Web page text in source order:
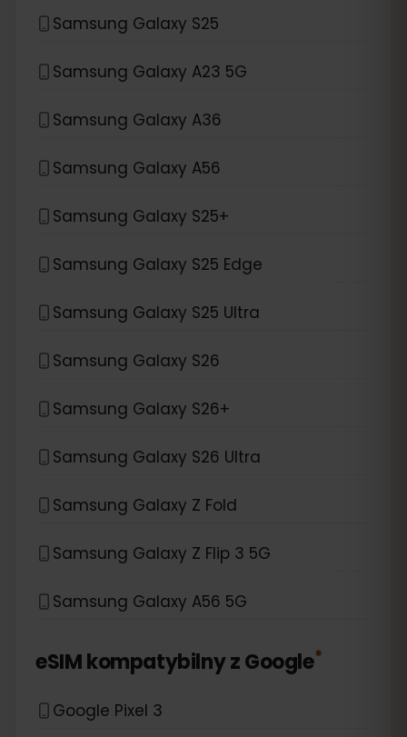
Samsung Galaxy S25
Samsung Galaxy A23 5G
Samsung Galaxy A36
Samsung Galaxy A56
Samsung Galaxy S25+
Samsung Galaxy S25 Edge
Samsung Galaxy S25 Ultra
Samsung Galaxy S26
Samsung Galaxy S26+
Samsung Galaxy S26 Ultra
Samsung Galaxy Z Fold
Samsung Galaxy Z Flip 3 5G
Samsung Galaxy A56 5G
eSIM kompatybilny zGoogle*
Google Pixel 3